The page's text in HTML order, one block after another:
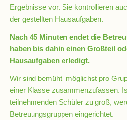
Hausmeister
Übermittagsbetreuung
(SV)
Schulpflegschaft
Ergebnisse vor. Sie kontrollieren
der gestellten Hausaufgaben.
Nach 45 Minuten endet die
haben bis dahin einen Großteil
Hausaufgaben erledigt.
Wir sind bemüht, möglichst pro
einer Klasse zusammenzufassen.
teilnehmenden Schüler zu groß,
Betreuungsgruppen eingerichtet.